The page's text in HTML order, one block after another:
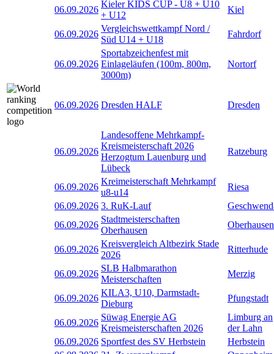
06.09.2026
Kieler KIDS CUP - U8 + U10
+ U12
Kiel
06.09.2026
Vergleichswettkampf Nord /
Süd U14 + U18
Fahrdorf
06.09.2026
Sportabzeichenfest mit
Einlageläufen (100m, 800m,
3000m)
Nortorf
06.09.2026 Dresden HALF Dresden
06.09.2026
Landesoffene Mehrkampf-
Kreismeisterschaft 2026
Herzogtum Lauenburg und
Lübeck
Ratzeburg
06.09.2026
Kreimeisterschaft Mehrkampf
u8-u14
Riesa
06.09.2026 3. RuK-Lauf
06.09.2026
Stadtmeisterschaften
Oberhausen
Oberhausen
06.09.2026
Kreisvergleich Altbezirk Stade
2026
Ritterhude
06.09.2026
SLB Halbmarathon
Meisterschaften
Merzig
06.09.2026
KILA3, U10, Darmstadt-
Dieburg
Pfungstadt
06.09.2026
Süwag Energie AG
Kreismeisterschaften 2026
Limburg an
der Lahn
06.09.2026 Sportfest des SV Herbstein
Herbstein